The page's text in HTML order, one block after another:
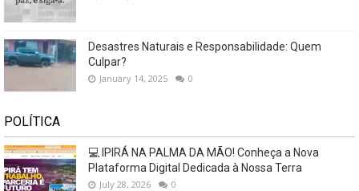
Desastres Naturais e Responsabilidade: Quem
Culpar?
January 14, 2025 0
POLÍTICA
💻 IPIRÁ NA PALMA DA MÃO! Conheça a Nova
Plataforma Digital Dedicada à Nossa Terra
July 28, 2026 0